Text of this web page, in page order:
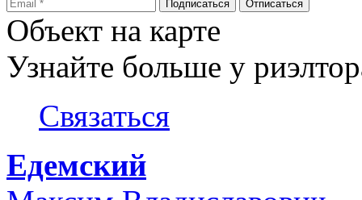
Объект на карте
Узнайте больше у
Связаться
Едемский